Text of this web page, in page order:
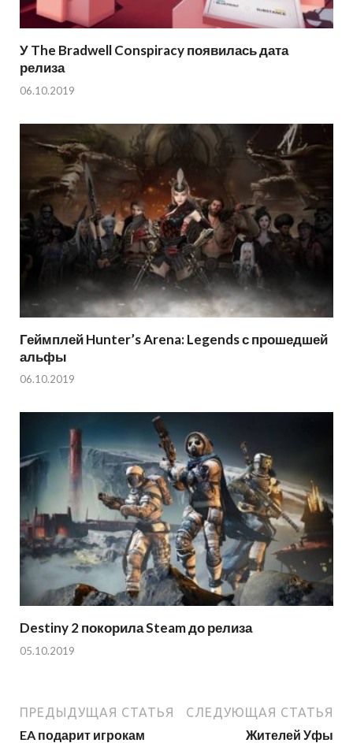
У The Bradwell Conspiracy появилась дата
релиза
06.10.2019
Геймплей Hunter’s Arena: Legends с прошедшей
альфы
06.10.2019
Destiny 2 покорила Steam до релиза
05.10.2019
ПРЕДЫДУЩАЯ СТАТЬЯ
EA подарит игрокам
СЛЕДУЮЩАЯ СТАТЬЯ
Жителей Уфы